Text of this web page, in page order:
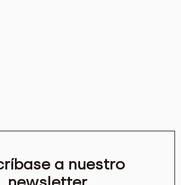
a nuestro